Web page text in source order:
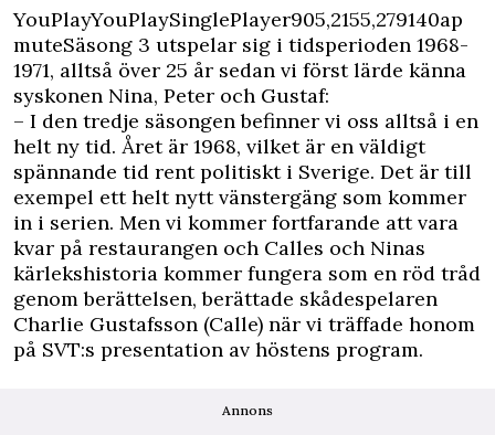
YouPlayYouPlaySinglePlayer905,2155,279140ap
muteSäsong 3 utspelar sig i tidsperioden 1968-
1971, alltså över 25 år sedan vi först lärde känna
syskonen Nina, Peter och Gustaf:
– I den tredje säsongen befinner vi oss alltså i en
helt ny tid. Året är 1968, vilket är en väldigt
spännande tid rent politiskt i Sverige. Det är till
exempel ett helt nytt vänstergäng som kommer
in i serien. Men vi kommer fortfarande att vara
kvar på restaurangen och Calles och Ninas
kärlekshistoria kommer fungera som en röd tråd
genom berättelsen, berättade skådespelaren
Charlie Gustafsson (Calle) när vi träffade honom
på SVT:s presentation av höstens program.
Annons